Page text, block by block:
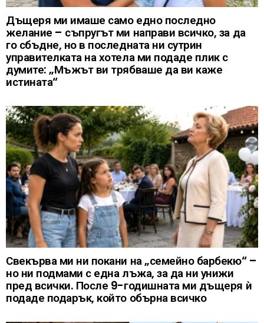
Дъщеря ми имаше само едно последно
желание – съпругът ми направи всичко, за да
го сбъдне, но в последната ни сутрин
управителката на хотела ми подаде плик с
думите: „Мъжът ви трябваше да ви каже
истината“
Свекърва ми ни покани на „семейно барбекю“ –
но ни подмами с една лъжа, за да ни унижи
пред всички. После 9-годишната ми дъщеря ѝ
подаде подарък, който обърна всичко